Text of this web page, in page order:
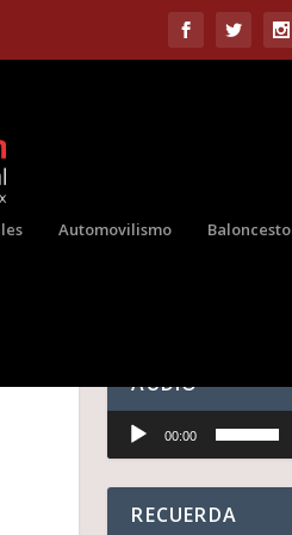
Automovilismo Baloncesto
AUDIO
Reproductor
audio
00:00
RECUERDA